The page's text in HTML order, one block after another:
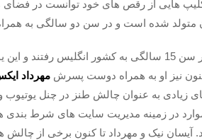
هایی از رقص های خود توانست در فضای
متولد شده است و در سن دو سالگی به
آن ها در سن 15 سالگی به کشور انگلیس
نیز او به همراه دوست پسرش مهرداد
زیادی به عنوان چالش طنز در چنل یوتیوب
در زمینه مدیریت سایت های شرط
آیسان نیک و مهرداد تا کنون برخی از چالش